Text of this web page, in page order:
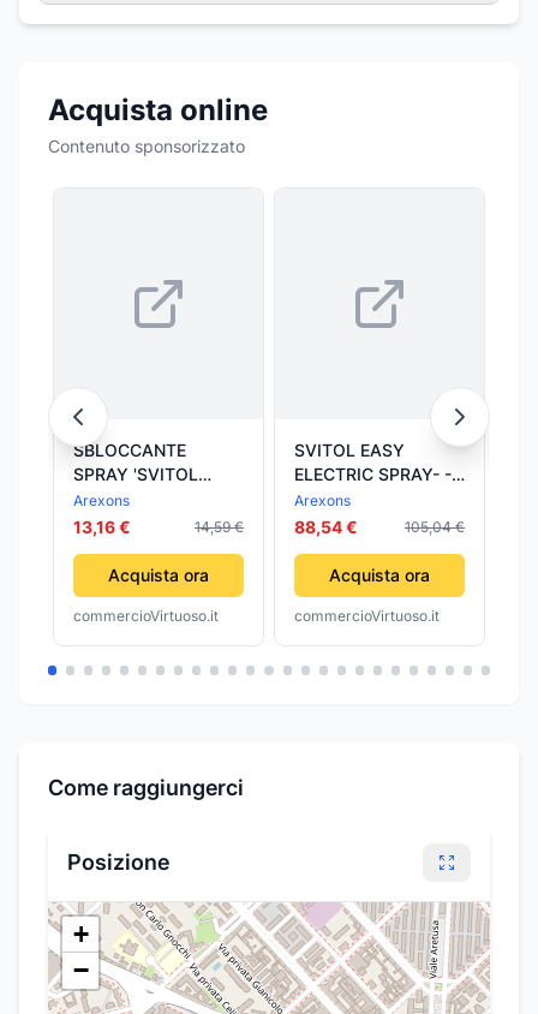
Acquista online
Contenuto sponsorizzato
SBLOCCANTE
SPRAY 'SVITOL
ELETTRIC' ml 200 -
AREXONS
Arexons
13,16 € 14,59 €
Acquista ora
commercioVirtuoso.it
SVITOL EASY
ELECTRIC SPRAY- -
ml.200 in bombola
spray (2325) - 12
Arexons
88,54 € 105,04 €
Acquista ora
commercioVirtuoso.it
Come raggiungerci
Posizione
+
−